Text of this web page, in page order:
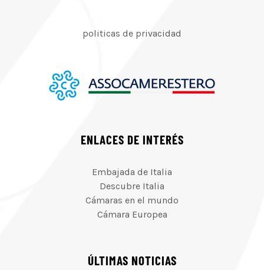
politicas de privacidad
ENLACES DE INTERÉS
Embajada de Italia
Descubre Italia
Cámaras en el mundo
Cámara Europea
ÚLTIMAS NOTICIAS